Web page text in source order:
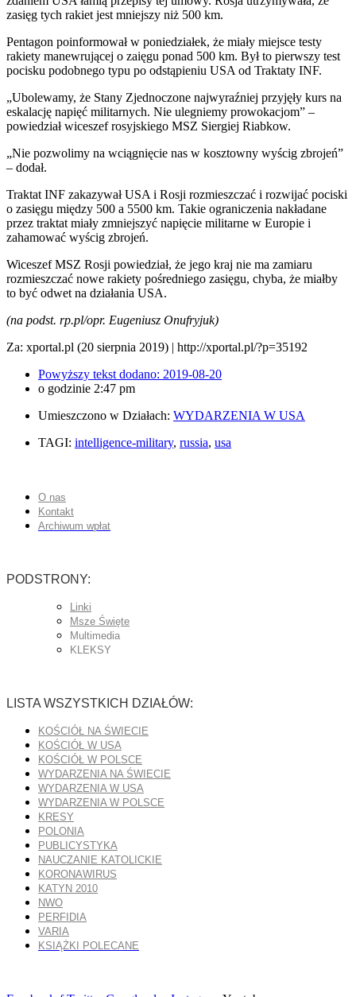
zasięg tych rakiet jest mniejszy niż 500 km.
Pentagon poinformował w poniedziałek, że miały miejsce testy
rakiety manewrującej o zaięgu ponad 500 km. Był to pierwszy test
pocisku podobnego typu po odstąpieniu USA od Traktaty INF.
„Ubolewamy, że Stany Zjednoczone najwyraźniej przyjęły kurs na
eskalację napięć militarnych. Nie ulegniemy prowokacjom” –
powiedział wiceszef rosyjskiego MSZ Siergiej Riabkow.
„Nie pozwolimy na wciągnięcie nas w kosztowny wyścig zbrojeń”
– dodał.
Traktat INF zakazywał USA i Rosji rozmieszczać i rozwijać pociski
o zasięgu między 500 a 5500 km. Takie ograniczenia nakładane
przez traktat miały zmniejszyć napięcie militarne w Europie i
zahamować wyścig zbrojeń.
Wiceszef MSZ Rosji powiedział, że jego kraj nie ma zamiaru
rozmieszczać nowe rakiety pośredniego zasięgu, chyba, że miałby
to być odwet na działania USA.
(na podst. rp.pl/opr. Eugeniusz Onufryjuk)
Za: xportal.pl (20 sierpnia 2019) | http://xportal.pl/?p=35192
Powyższy tekst dodano: 2019-08-20
o godzinie 2:47 pm
Umieszczono w Działach: WYDARZENIA W USA
TAGI: intelligence-military, russia, usa
O nas
Kontakt
Archiwum wpłat
PODSTRONY:
Linki
Msze Święte
Multimedia
KLEKSY
LISTA WSZYSTKICH DZIAŁÓW:
KOŚCIÓŁ NA ŚWIECIE
KOŚCIÓŁ W USA
KOŚCIÓŁ W POLSCE
WYDARZENIA NA ŚWIECIE
WYDARZENIA W USA
WYDARZENIA W POLSCE
KRESY
POLONIA
PUBLICYSTYKA
NAUCZANIE KATOLICKIE
KORONAWIRUS
KATYN 2010
NWO
PERFIDIA
VARIA
KSIĄŻKI POLECANE